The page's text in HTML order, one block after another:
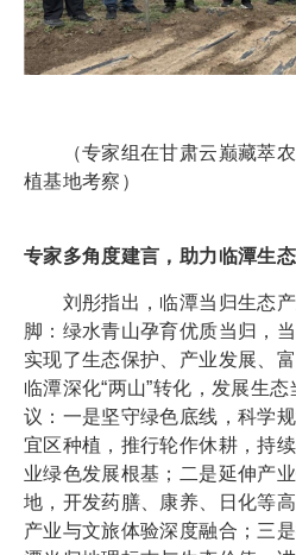
（专家组在甘肃云巅藏萃农
植基地考察）
专家多角度建言，助力临潭生
刘彤指出，临潭当归生态产
脚：绿水青山孕育优质当归，
实现了生态保护、产业发展、
临潭深化“两山”转化，发展生
议：一是坚守绿色底线，科学
宜区种植，推行轮作休耕，持
业绿色发展根基；二是延伸产
地，开发药膳、康养、日化等
产业与文旅体验深度融合；三